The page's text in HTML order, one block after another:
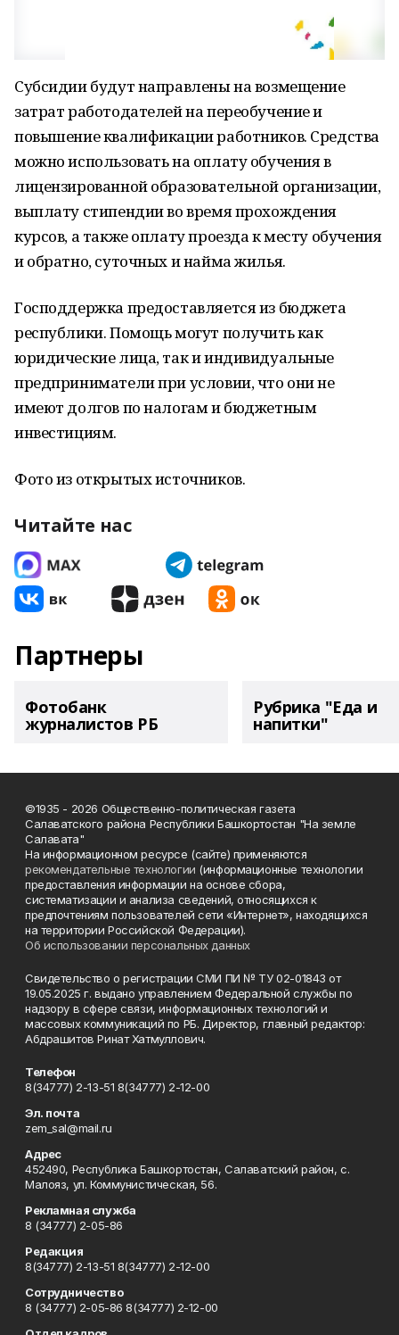
Субсидии будут направлены на возмещение
затрат работодателей на переобучение и
повышение квалификации работников. Средства
можно использовать на оплату обучения в
лицензированной образовательной организации,
выплату стипендии во время прохождения
курсов, а также оплату проезда к месту обучения
и обратно, суточных и найма жилья.
Господдержка предоставляется из бюджета
республики. Помощь могут получить как
юридические лица, так и индивидуальные
предприниматели при условии, что они не
имеют долгов по налогам и бюджетным
инвестициям.
Фото из открытых источников.
Читайте нас
Партнеры
Фотобанк
журналистов РБ
Рубрика "Еда и
напитки"
©1935 - 2026 Общественно-политическая газета
Салаватского района Республики Башкортостан "На земле
Салавата"
На информационном ресурсе (сайте) применяются
рекомендательные технологии (информационные технологии
предоставления информации на основе сбора,
систематизации и анализа сведений, относящихся к
предпочтениям пользователей сети «Интернет», находящихся
на территории Российской Федерации).
Об использовании персональных данных
Свидетельство о регистрации СМИ ПИ № ТУ 02-01843 от
19.05.2025 г. выдано управлением Федеральной службы по
надзору в сфере связи, информационных технологий и
массовых коммуникаций по РБ. Директор, главный редактор:
Абдрашитов Ринат Хатмуллович.
Телефон
8(34777) 2-13-51 8(34777) 2-12-00
Эл. почта
zem_sal@mail.ru
Адрес
452490, Республика Башкортостан, Салаватский район, с.
Малояз, ул. Коммунистическая, 56.
Рекламная служба
8 (34777) 2-05-86
Редакция
8(34777) 2-13-51 8(34777) 2-12-00
Сотрудничество
8 (34777) 2-05-86 8(34777) 2-12-00